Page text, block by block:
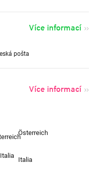
Více informací
Více informací
Österreich
Italia